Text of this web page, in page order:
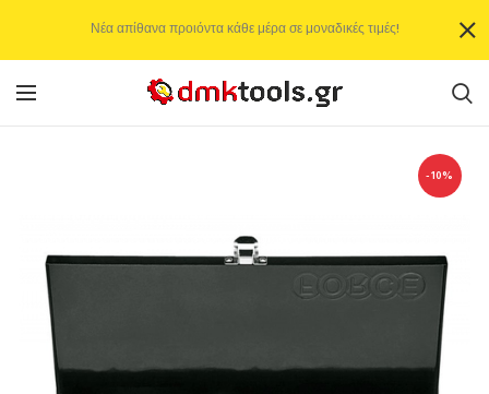
-10%
Νέα απίθανα προιόντα κάθε μέρα σε μοναδικές τιμές!